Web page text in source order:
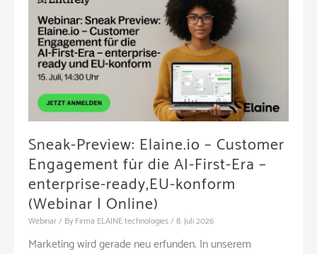
Sneak-Preview: Elaine.io – Customer
Engagement für die AI-First-Era –
enterprise-ready,EU-konform
(Webinar | Online)
Webinar/ By Firma ELAINE technologies/8. Juli 2026
Marketing wird gerade neu erfunden. In unserem